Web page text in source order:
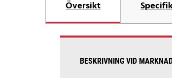
Översikt
BESKRIVNING VID